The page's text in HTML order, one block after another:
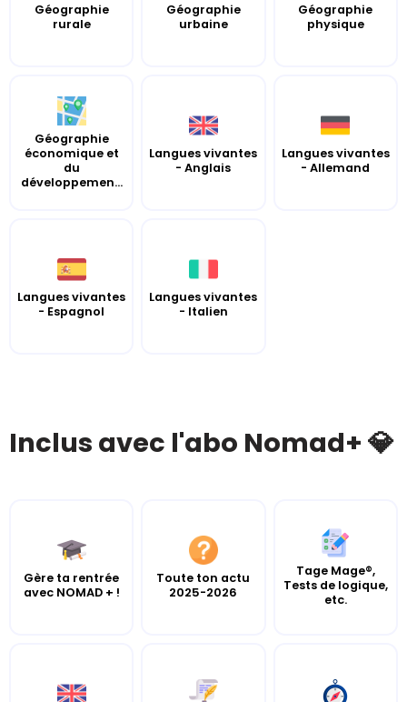
Géographie
rurale
Géographie
urbaine
Géographie
physique
Géographie
économique et
du
développemen...
Langues vivantes
- Anglais
Langues vivantes
- Allemand
Langues vivantes
- Espagnol
Langues vivantes
- Italien
Inclus avec l'abo Nomad+ 💎
Gère ta rentrée
avec NOMAD + !
Toute ton actu
2025-2026
Tage Mage®,
Tests de logique,
etc.